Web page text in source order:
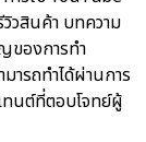
วสินค้า บทความ
ของการทำ
มารถทำได้ผ่านการ
ทนต์ที่ตอบโจทย์ผู้